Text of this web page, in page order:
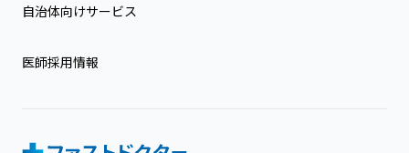
自治体向けサービス
医師採用情報